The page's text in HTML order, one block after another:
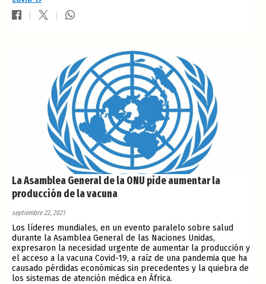
La Asamblea General de la ONU pide aumentar la
producción de la vacuna
septiembre 22, 2021
Los líderes mundiales, en un evento paralelo sobre salud
durante la Asamblea General de las Naciones Unidas,
expresaron la necesidad urgente de aumentar la producción y
el acceso a la vacuna Covid-19, a raíz de una pandemia que ha
causado pérdidas económicas sin precedentes y la quiebra de
los sistemas de atención médica en África.